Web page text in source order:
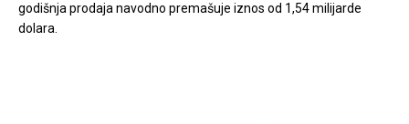
godišnja prodaja navodno premašuje iznos od 1,54 milijarde
dolara.